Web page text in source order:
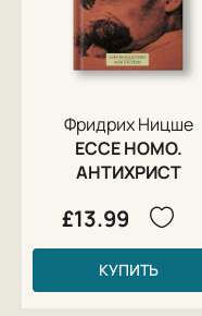
Фридрих Ницше
ECCE HOMO.
АНТИХРИСТ
£13.99
КУПИТЬ